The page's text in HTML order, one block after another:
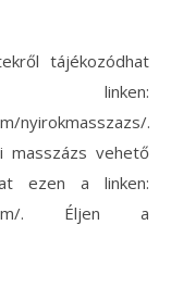
tájékozódhat
nyirokmasszazs/.
masszázs vehető
ezen a linken:
. Éljen a